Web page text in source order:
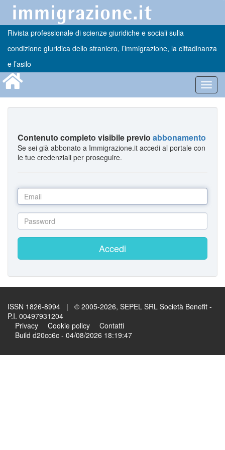
Rivista professionale di scienze giuridiche e sociali sulla
condizione giuridica dello straniero, l’immigrazione, la cittadinanza
e l’asilo
Contenuto completo visibile previo abbonamento
Se sei già abbonato a Immigrazione.it accedi al portale con
le tue credenziali per proseguire.
Accedi
ISSN 1826-8994 | © 2005-2026, SEPEL SRL Società Benefit -
P.I. 00497931204
Privacy
Cookie policy
Contatti
Build d20cc6c - 04/08/2026 18:19:47